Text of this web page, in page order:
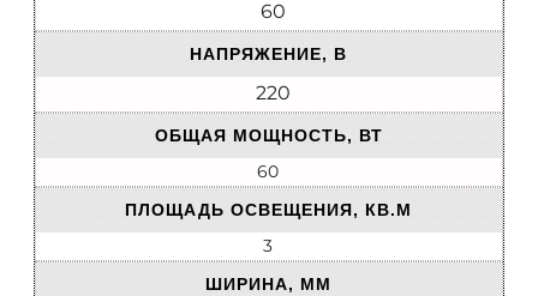
60
НАПРЯЖЕНИЕ, В
220
ОБЩАЯ МОЩНОСТЬ, ВТ
60
ПЛОЩАДЬ ОСВЕЩЕНИЯ, КВ.М
3
ШИРИНА, ММ